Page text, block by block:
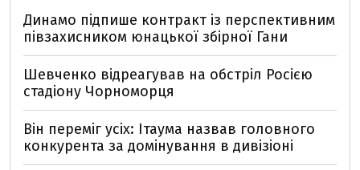
Динамо підпише контракт із перспективним
півзахисником юнацької збірної Гани
Шевченко відреагував на обстріл Росією
стадіону Чорноморця
Він переміг усіх: Ітаума назвав головного
конкурента за домінування в дивізіоні